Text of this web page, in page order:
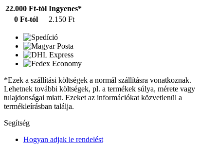
22.000 Ft-tól Ingyenes*
0 Ft-tól
2.150 Ft
*Ezek a szállítási költségek a normál szállításra vonatkoznak.
Lehetnek további költségek, pl. a termékek súlya, mérete vagy
tulajdonságai miatt. Ezeket az információkat közvetlenül a
termékleírásban találja.
Segítség
Hogyan adjak le rendelést